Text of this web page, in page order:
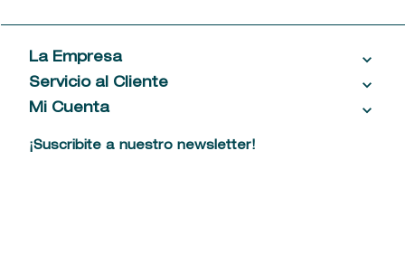
La Empresa
Acerca de las Fragancias
Ventas al por mayor
Política de entrega
Servicio al Cliente
Contáctanos
Mi Cuenta
¡Suscribite a nuestro newsletter!